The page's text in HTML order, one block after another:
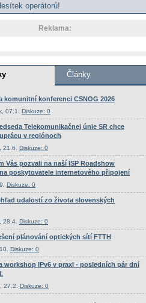
operátorů!
Reklama: